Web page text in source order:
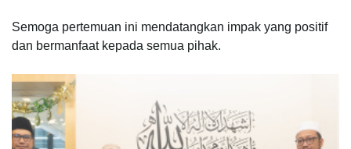
Semoga pertemuan ini mendatangkan impak yang positif
dan bermanfaat kepada semua pihak.